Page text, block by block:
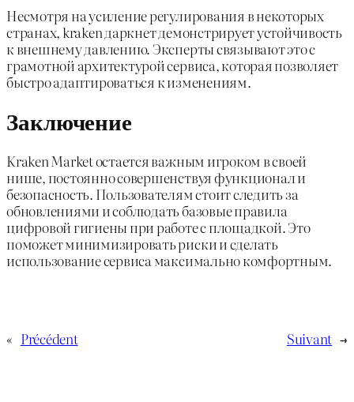
Несмотря на усиление регулирования в некоторых
странах, kraken даркнет демонстрирует устойчивость
к внешнему давлению. Эксперты связывают это с
грамотной архитектурой сервиса, которая позволяет
быстро адаптироваться к изменениям.
Заключение
Kraken Market остается важным игроком в своей
нише, постоянно совершенствуя функционал и
безопасность. Пользователям стоит следить за
обновлениями и соблюдать базовые правила
цифровой гигиены при работе с площадкой. Это
поможет минимизировать риски и сделать
использование сервиса максимально комфортным.
« Précédent Suivant →